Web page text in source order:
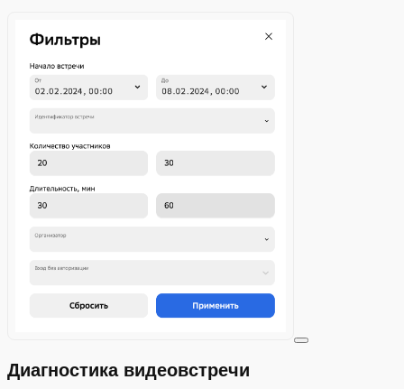
Диагностика видеовстречи